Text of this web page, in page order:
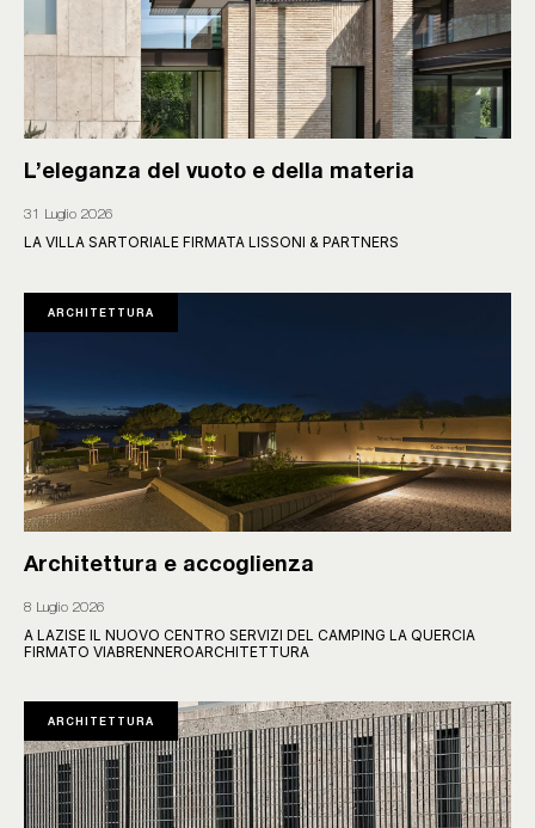
L’eleganza del vuoto e della materia
31 Luglio 2026
LA VILLA SARTORIALE FIRMATA LISSONI & PARTNERS
ARCHITETTURA
Architettura e accoglienza
8 Luglio 2026
A LAZISE IL NUOVO CENTRO SERVIZI DEL CAMPING LA QUERCIA
FIRMATO VIABRENNEROARCHITETTURA
ARCHITETTURA